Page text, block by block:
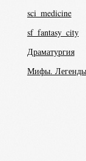
sci_medicine
sf_fantasy_city
Драматургия
Мифы.